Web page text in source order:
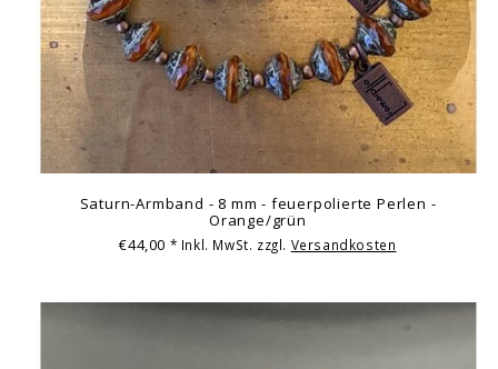
Saturn-Armband - 8 mm - feuerpolierte Perlen -
Orange/grün
€44,00 * Inkl. MwSt. zzgl. Versandkosten